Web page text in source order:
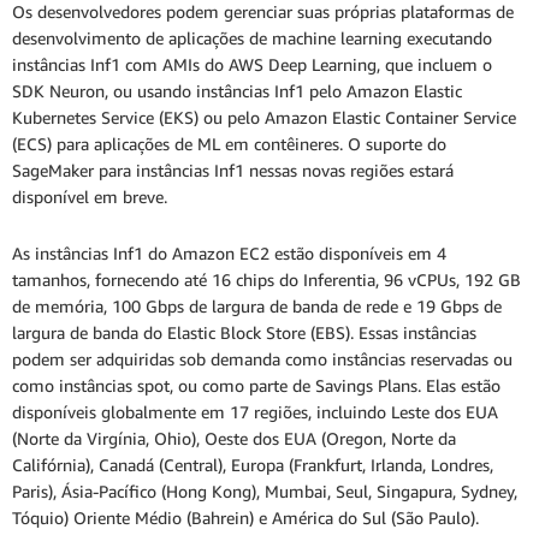
Os desenvolvedores podem gerenciar suas próprias plataformas de
desenvolvimento de aplicações de machine learning executando
instâncias Inf1 com AMIs do AWS Deep Learning, que incluem o
SDK Neuron, ou usando instâncias Inf1 pelo Amazon Elastic
Kubernetes Service (EKS) ou pelo Amazon Elastic Container Service
(ECS) para aplicações de ML em contêineres. O suporte do
SageMaker para instâncias Inf1 nessas novas regiões estará
disponível em breve.
As instâncias Inf1 do Amazon EC2 estão disponíveis em 4
tamanhos, fornecendo até 16 chips do Inferentia, 96 vCPUs, 192 GB
de memória, 100 Gbps de largura de banda de rede e 19 Gbps de
largura de banda do Elastic Block Store (EBS). Essas instâncias
podem ser adquiridas sob demanda como instâncias reservadas ou
como instâncias spot, ou como parte de Savings Plans. Elas estão
disponíveis globalmente em 17 regiões, incluindo Leste dos EUA
(Norte da Virgínia, Ohio), Oeste dos EUA (Oregon, Norte da
Califórnia), Canadá (Central), Europa (Frankfurt, Irlanda, Londres,
Paris), Ásia-Pacífico (Hong Kong), Mumbai, Seul, Singapura, Sydney,
Tóquio) Oriente Médio (Bahrein) e América do Sul (São Paulo).